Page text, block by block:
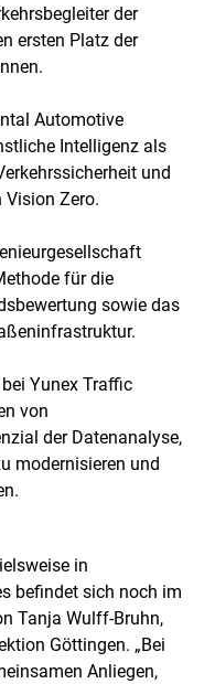
der
ersten Platz der
Automotive
Intelligenz als
und
Vision Zero.
für die
sowie das
Yunex Traffic
von
der Datenanalyse,
modernisieren und
in
befindet sich noch im
Tanja Wulff-Bruhn,
Göttingen. „Bei
Anliegen,